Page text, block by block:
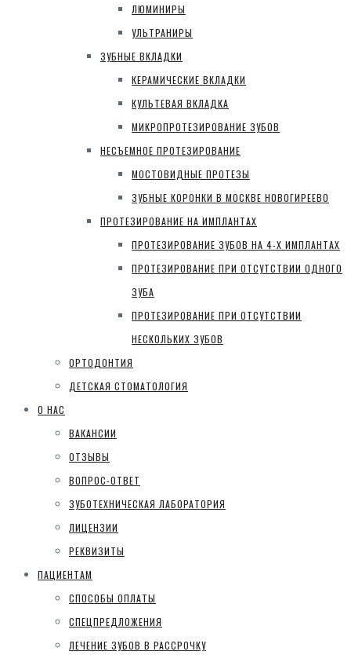
ЛЮМИНИРЫ
УЛЬТРАНИРЫ
ЗУБНЫЕ ВКЛАДКИ
КЕРАМИЧЕСКИЕ ВКЛАДКИ
КУЛЬТЕВАЯ ВКЛАДКА
МИКРОПРОТЕЗИРОВАНИЕ ЗУБОВ
НЕСЪЕМНОЕ ПРОТЕЗИРОВАНИЕ
МОСТОВИДНЫЕ ПРОТЕЗЫ
ЗУБНЫЕ КОРОНКИ В МОСКВЕ НОВОГИРЕЕВО
ПРОТЕЗИРОВАНИЕ НА ИМПЛАНТАХ
ПРОТЕЗИРОВАНИЕ ЗУБОВ НА 4-Х ИМПЛАНТАХ
ПРОТЕЗИРОВАНИЕ ПРИ ОТСУТСТВИИ ОДНОГО
ЗУБА
ПРОТЕЗИРОВАНИЕ ПРИ ОТСУТСТВИИ
НЕСКОЛЬКИХ ЗУБОВ
ОРТОДОНТИЯ
ДЕТСКАЯ СТОМАТОЛОГИЯ
О НАС
ВАКАНСИИ
ОТЗЫВЫ
ВОПРОС-ОТВЕТ
ЗУБОТЕХНИЧЕСКАЯ ЛАБОРАТОРИЯ
ЛИЦЕНЗИИ
РЕКВИЗИТЫ
ПАЦИЕНТАМ
СПОСОБЫ ОПЛАТЫ
СПЕЦПРЕДЛОЖЕНИЯ
ЛЕЧЕНИЕ ЗУБОВ В РАССРОЧКУ